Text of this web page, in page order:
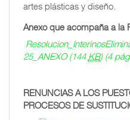
artes plásticas y diseño.
Anexo que acompaña a la
25_ANEXO(144 KB)(4
RENUNCIAS A LOS
PROCESOS DE